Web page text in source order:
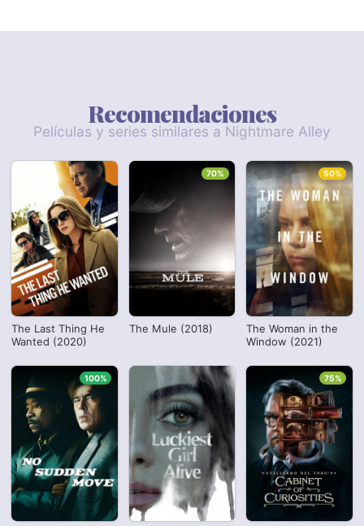
Recomendaciones
Películas y series similares a Nightmare Alley
The Last Thing He
Wanted (2020)
The Mule (2018)
70%
The Woman in the
Window (2021)
50%
100% 75%